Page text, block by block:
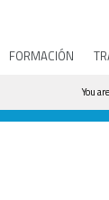
FORMACIÓN
Se
You